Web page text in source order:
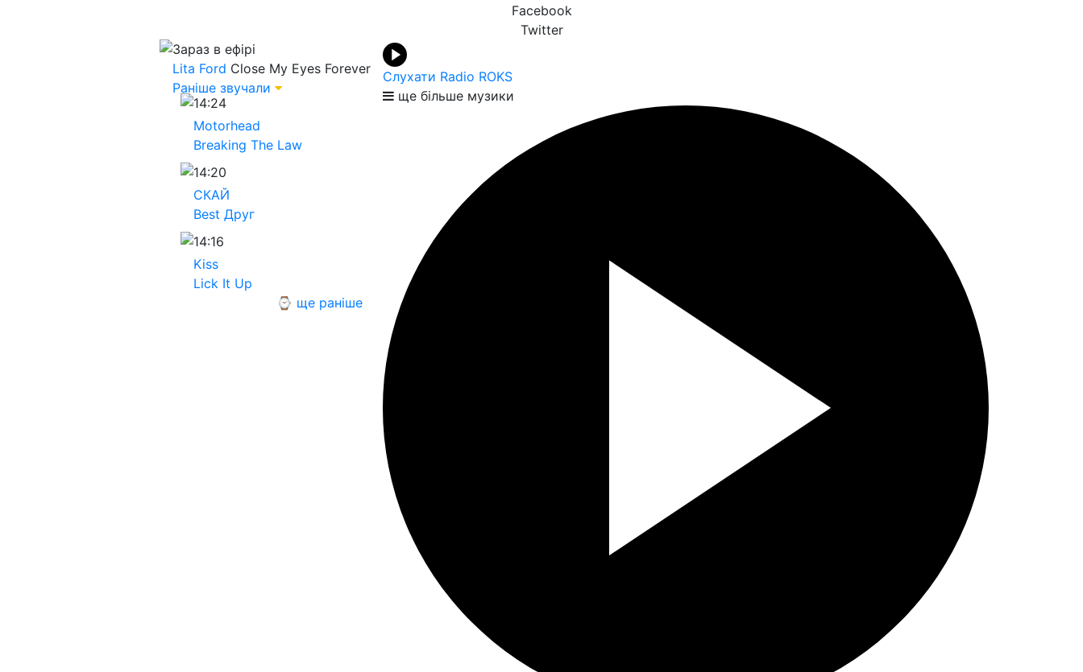
Facebook
Twitter
Зараз в ефірі
Lita Ford Close My Eyes Forever
Раніше звучали
14:24
Motorhead
Breaking The Law
14:20
СКАЙ
Best Друг
14:16
Kiss
Lick It Up
⌚ ще раніше
Слухати Radio ROKS
ще більше музики